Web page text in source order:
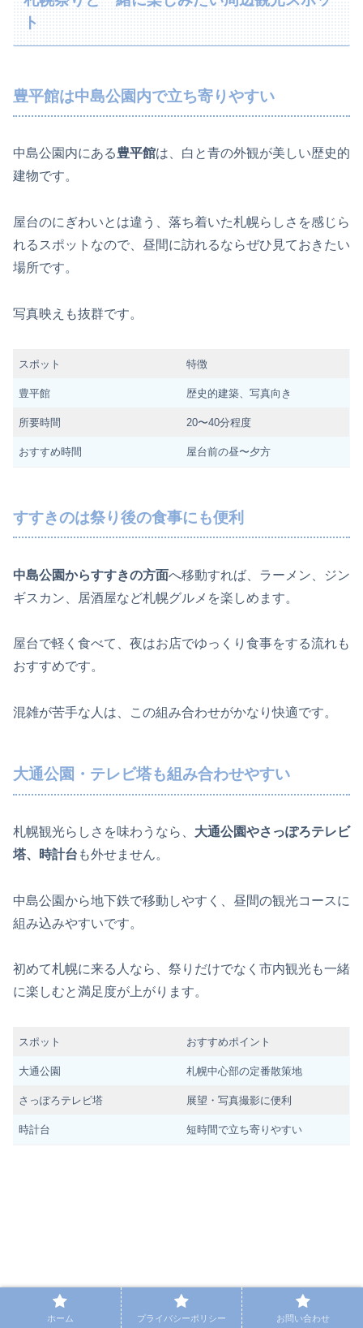
ト
豊平館は中島公園内で立ち寄りやすい
中島公園内にある豊平館は、白と青の外観が美しい歴史的
建物です。
屋台のにぎわいとは違う、落ち着いた札幌らしさを感じら
れるスポットなので、昼間に訪れるならぜひ見ておきたい
場所です。
写真映えも抜群です。
スポット 特徴
豊平館 歴史的建築、写真向き
所要時間 20〜40分程度
おすすめ時間 屋台前の昼〜夕方
すすきのは祭り後の食事にも便利
中島公園からすすきの方面へ移動すれば、ラーメン、ジン
ギスカン、居酒屋など札幌グルメを楽しめます。
屋台で軽く食べて、夜はお店でゆっくり食事をする流れも
おすすめです。
混雑が苦手な人は、この組み合わせがかなり快適です。
大通公園・テレビ塔も組み合わせやすい
札幌観光らしさを味わうなら、 大通公園やさっぽろテレビ
塔、時計台 も外せません。
中島公園から地下鉄で移動しやすく、昼間の観光コースに
組み込みやすいです。
初めて札幌に来る人なら、祭りだけでなく市内観光も一緒
に楽しむと満足度が上がります。
スポット おすすめポイント
大通公園 札幌中心部の定番散策地
さっぽろテレビ塔 展望・写真撮影に便利
時計台 短時間で立ち寄りやすい
ホーム プライバシーポリシー お問い合わせ